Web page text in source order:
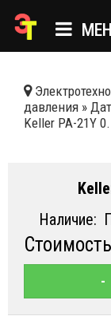
КАТАЛОГ
давления »
Keller PA-21Y
Наличие:
-